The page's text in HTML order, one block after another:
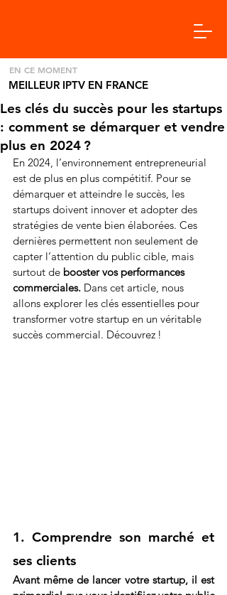
EN CE MOMENT
MEILLEUR IPTV EN FRANCE
Les clés du succès pour les startups
: comment se démarquer et vendre
plus en 2024 ?
En 2024, l’environnement entrepreneurial
est de plus en plus compétitif. Pour se
démarquer et atteindre le succès, les
startups doivent innover et adopter des
stratégies de vente bien élaborées. Ces
dernières permettent non seulement de
capter l’attention du public cible, mais
surtout de booster vos performances
commerciales. Dans cet article, nous
allons explorer les clés essentielles pour
transformer votre startup en un véritable
succès commercial. Découvrez !
1. Comprendre son marché et
ses clients
Avant même de lancer votre startup, il est